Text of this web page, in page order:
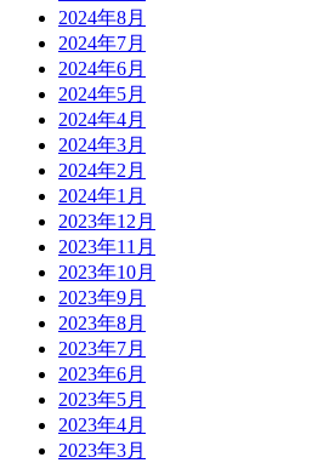
2024年8月
2024年7月
2024年6月
2024年5月
2024年4月
2024年3月
2024年2月
2024年1月
2023年12月
2023年11月
2023年10月
2023年9月
2023年8月
2023年7月
2023年6月
2023年5月
2023年4月
2023年3月